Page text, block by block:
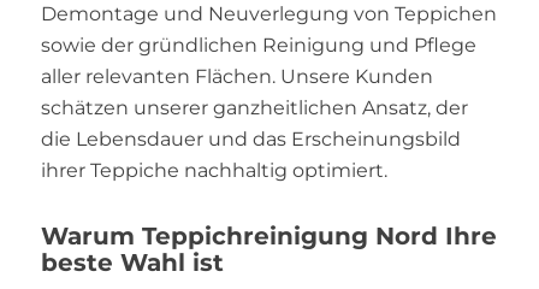
Demontage und Neuverlegung von Teppichen
sowie der gründlichen Reinigung und Pflege
aller relevanten Flächen. Unsere Kunden
schätzen unserer ganzheitlichen Ansatz, der
die Lebensdauer und das Erscheinungsbild
ihrer Teppiche nachhaltig optimiert.
Warum Teppichreinigung Nord Ihre
beste Wahl ist